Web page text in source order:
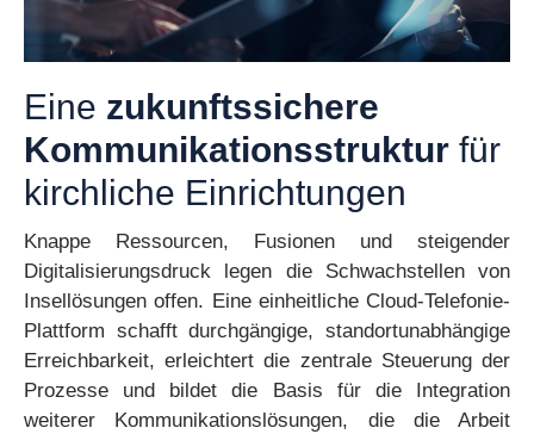
Eine zukunftssichere
Kommunikationsstruktur für
kirchliche Einrichtungen
Knappe Ressourcen, Fusionen und steigender
Digitalisierungsdruck legen die Schwachstellen von
Insellösungen offen. Eine einheitliche Cloud-Telefonie-
Plattform schafft durchgängige, standortunabhängige
Erreichbarkeit, erleichtert die zentrale Steuerung der
Prozesse und bildet die Basis für die Integration
weiterer Kommunikationslösungen, die die Arbeit